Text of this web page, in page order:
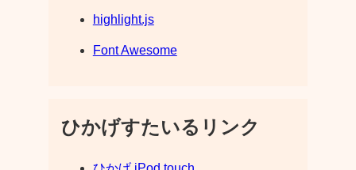
highlight.js
Font Awesome
ひかげすたいるリンク